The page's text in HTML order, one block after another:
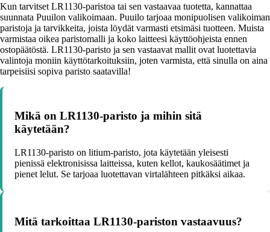
Kun tarvitset LR1130-paristoa tai sen vastaavaa tuotetta, kannattaa
suunnata Puuilon valikoimaan. Puuilo tarjoaa monipuolisen valikoiman
paristoja ja tarvikkeita, joista löydät varmasti etsimäsi tuotteen. Muista
varmistaa oikea paristomalli ja koko laitteesi käyttöohjeista ennen
ostopäätöstä. LR1130-paristo ja sen vastaavat mallit ovat luotettavia
valintoja moniin käyttötarkoituksiin, joten varmista, että sinulla on aina
tarpeisiisi sopiva paristo saatavilla!
Mikä on LR1130-paristo ja mihin sitä
käytetään?
LR1130-paristo on litium-paristo, jota käytetään yleisesti
pienissä elektronisissa laitteissa, kuten kellot, kaukosäätimet ja
pienet lelut. Se tarjoaa luotettavan virtalähteen pitkäksi aikaa.
Mitä tarkoittaa LR1130-pariston vastaavuus?